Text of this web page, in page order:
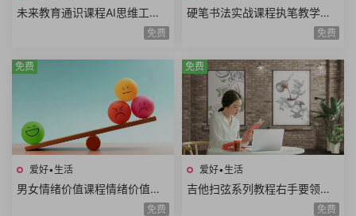
未来教育通识课程AI思维工程
思维系统思维美学思维熵增思
维哲学思维概率思维51课时
免费
硬笔书法实战课程执笔教学基
本笔画偏旁部首间架结构例字
免费
爱好•生活
男女情绪价值课程情绪价值需
求情绪价值类型情绪价值实例
免费
免费
爱好•生活
吉他扫弦系列教程右手要领变
速练习右手切音左手切音组合
免费
免费